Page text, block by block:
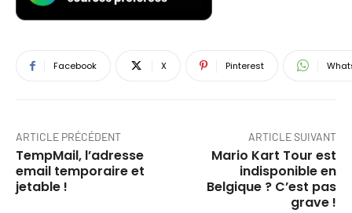
Facebook X Pinterest
ARTICLE PRÉCÉDENT
TempMail, l’adresse
email temporaire et
jetable !
ARTICLE SUIVANT
Mario Kart Tour est
indisponible en
Belgique ? C’est pas
grave !